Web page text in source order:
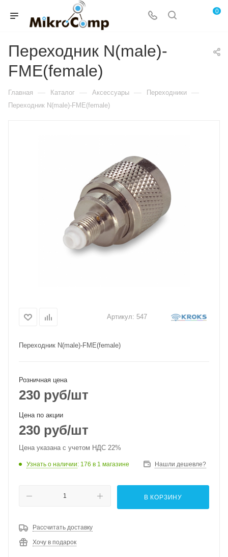
0
Переходник N(male)-
FME(female)
Главная — Каталог — Аксессуары — Переходники —
Переходник N(male)-FME(female)
Артикул: 547
Переходник N(male)-FME(female)
Розничная цена
230 руб/шт
Цена по акции
230 руб/шт
Цена указана с учетом НДС 22%
Узнать о наличии: 176 в 1 магазине Нашли дешевле?
В КОРЗИНУ
Рассчитать доставку
Хочу в подарок